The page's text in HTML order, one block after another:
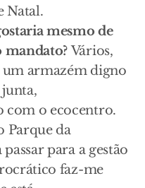
Natal.
mesmo de
mandato?Vários,
um armazém digno
com o ecocentro.
Parque da
para a gestão
faz-me